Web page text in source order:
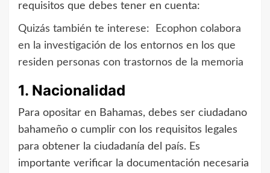
requisitos que debes tener en cuenta:
Quizás también te interese:
Ecophon colabora
en la investigación de los entornos en los que
residen personas con trastornos de la memoria
1. Nacionalidad
Para opositar en Bahamas, debes ser ciudadano
bahameño o cumplir con los requisitos legales
para obtener la ciudadanía del país. Es
importante verificar la documentación necesaria